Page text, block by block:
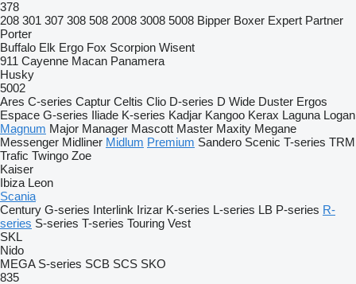
378
208 301 307 308 508 2008 3008 5008 Bipper Boxer Expert Partner
Porter
Buffalo Elk Ergo Fox Scorpion Wisent
911 Cayenne Macan Panamera
Husky
5002
Ares C-series Captur Celtis Clio D-series D Wide Duster Ergos
Espace G-series Iliade K-series Kadjar Kangoo Kerax Laguna Logan
Magnum Major Manager Mascott Master Maxity Megane
Messenger Midliner Midlum Premium Sandero Scenic T-series TRM
Trafic Twingo Zoe
Kaiser
Ibiza Leon
Scania
Century G-series Interlink Irizar K-series L-series LB P-series R-
series S-series T-series Touring Vest
SKL
Nido
MEGA S-series SCB SCS SKO
835